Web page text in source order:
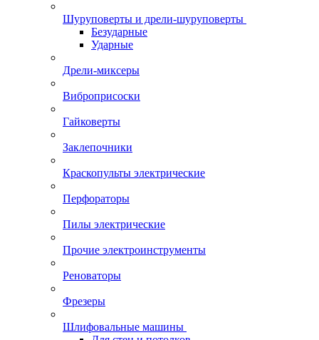
Шуруповерты и дрели-шуруповерты
Безударные
Ударные
Дрели-миксеры
Виброприсоски
Гайковерты
Заклепочники
Краскопульты электрические
Перфораторы
Пилы электрические
Прочие электроинструменты
Реноваторы
Фрезеры
Шлифовальные машины